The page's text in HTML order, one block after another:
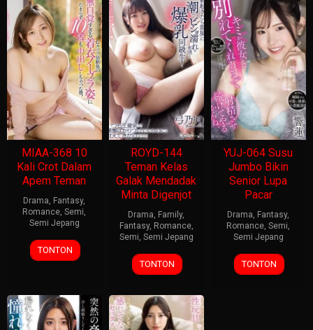
MIAA-368 10
Kali Crot Dalam
Apem Teman
Drama, Fantasy,
Romance,Semi,
Semi Jepang
TONTON
ROYD-144
Teman Kelas
Galak Mendadak
Minta Digenjot
Drama, Family,
Fantasy, Romance,
Semi, Semi Jepang
TONTON
YUJ-064 Susu
Jumbo Bikin
Senior Lupa
Pacar
Drama, Fantasy,
Romance,Semi,
Semi Jepang
TONTON